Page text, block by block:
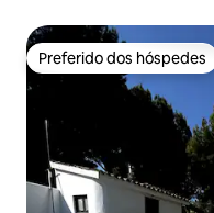
Preferido dos hóspedes
Preferido dos hóspedes